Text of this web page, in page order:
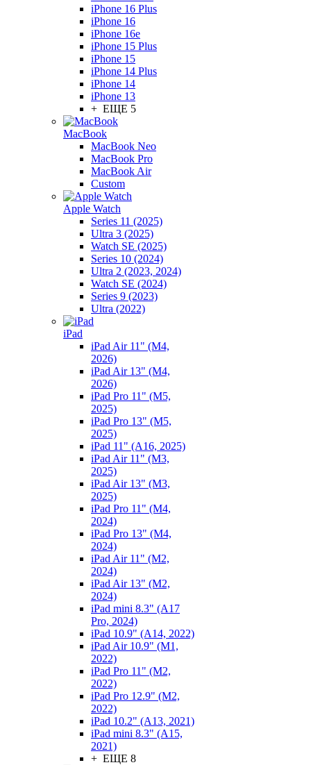
iPhone 16 Plus
iPhone 16
iPhone 16e
iPhone 15 Plus
iPhone 15
iPhone 14 Plus
iPhone 14
iPhone 13
+ ЕЩЕ 5
MacBook
MacBook Neo
MacBook Pro
MacBook Air
Custom
Apple Watch
Series 11 (2025)
Ultra 3 (2025)
Watch SE (2025)
Series 10 (2024)
Ultra 2 (2023, 2024)
Watch SE (2024)
Series 9 (2023)
Ultra (2022)
iPad
iPad Air 11" (M4,
2026)
iPad Air 13" (M4,
2026)
iPad Pro 11" (M5,
2025)
iPad Pro 13" (M5,
2025)
iPad 11" (A16, 2025)
iPad Air 11" (M3,
2025)
iPad Air 13" (M3,
2025)
iPad Pro 11" (M4,
2024)
iPad Pro 13" (M4,
2024)
iPad Air 11" (M2,
2024)
iPad Air 13" (M2,
2024)
iPad mini 8.3" (A17
Pro, 2024)
iPad 10.9" (A14, 2022)
iPad Air 10.9" (M1,
2022)
iPad Pro 11" (M2,
2022)
iPad Pro 12.9" (M2,
2022)
iPad 10.2" (A13, 2021)
iPad mini 8.3" (A15,
2021)
+ ЕЩЕ 8